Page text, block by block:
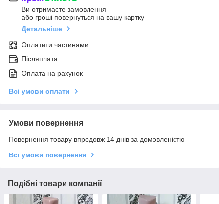
Ви отримаєте замовлення
або гроші повернуться на вашу картку
Детальніше
Оплатити частинами
Післяплата
Оплата на рахунок
Всі умови оплати
Умови повернення
Повернення товару впродовж 14 днів за домовленістю
Всі умови повернення
Подібні товари компанії